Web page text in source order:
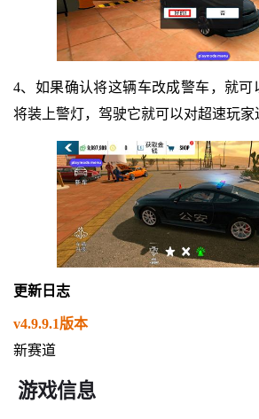
4、如果确认将这辆车改成警车，就可
将装上警灯，驾驶它就可以对超速玩家
更新日志
v4.9.9.1版本
新赛道
游戏信息